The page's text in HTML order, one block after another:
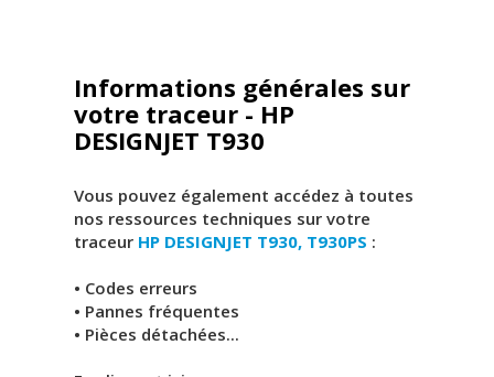
Informations générales sur
votre traceur - HP
DESIGNJET T930
Vous pouvez également accédez à toutes
nos ressources techniques sur votre
traceur HP DESIGNJET T930, T930PS :
• Codes erreurs
• Pannes fréquentes
• Pièces détachées...